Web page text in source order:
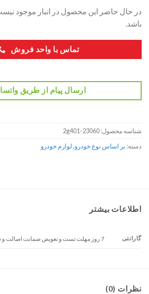
در حال حاضر این محصول در انبار موجود
باشد.
تماس با واحد فروش
ارسال پیام از طریق
شناسه محصول:23060-2g401
دسته: بر اساس نوع خودرو,لوازم خودرو
اطلاعات بیشتر
گارانتی 7 روز مهلت تست و تعویض ضمانت اصالت و سلامت کالا
نظرات (0)